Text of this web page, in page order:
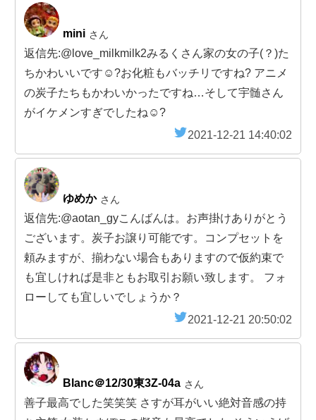
mini さん
返信先:@love_milkmilk2みるくさん家の女の子(？)た
ちかわいいです☺️?お化粧もバッチリですね? アニメ
の炭子たちもかわいかったですね…そして宇髄さん
がイケメンすぎでしたね☺️?
2021-12-21 14:40:02
ゆめか さん
返信先:@aotan_gyこんばんは。お声掛けありがとう
ございます。炭子お譲り可能です。コンプセットを
頼みますが、揃わない場合もありますので仮約束で
も宜しければ是非ともお取引お願い致します。 フォ
ローしても宜しいでしょうか？
2021-12-21 20:50:02
Blanc＠12/30東3Z-04a さん
善子最高でした笑笑笑 さすが耳がいい絶対音感の持